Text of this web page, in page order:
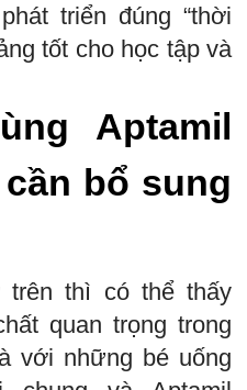
triển đúng “thời
tốt cho học tập và
Aptamil
bổ sung
thì có thể thấy
quan trọng trong
với những bé uống